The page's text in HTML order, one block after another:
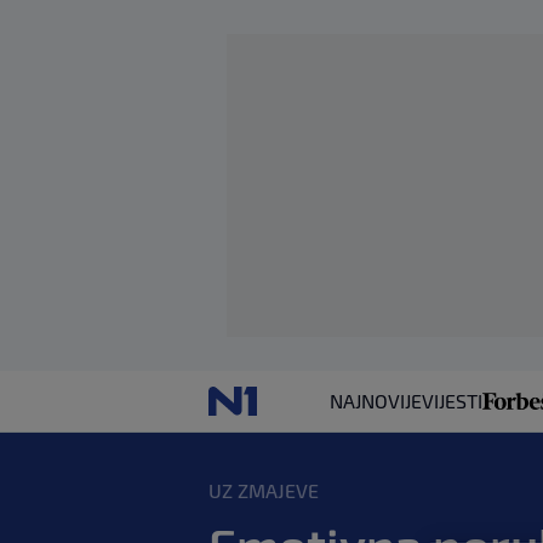
NAJNOVIJEVIJESTI
UZ ZMAJEVE